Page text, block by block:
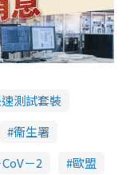
測試套裝
衞生署
－2 歐盟